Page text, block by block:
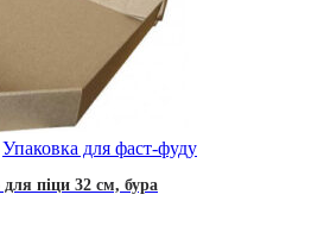
Упаковка для фаст-фуду
піци 32 см, бура